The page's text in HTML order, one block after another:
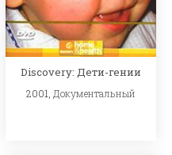
Discovery: Дети-гении
2001, Документальный